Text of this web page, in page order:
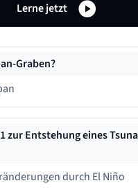
Lerne jetzt
Graben?
zur Entstehung eines
durch El Niño